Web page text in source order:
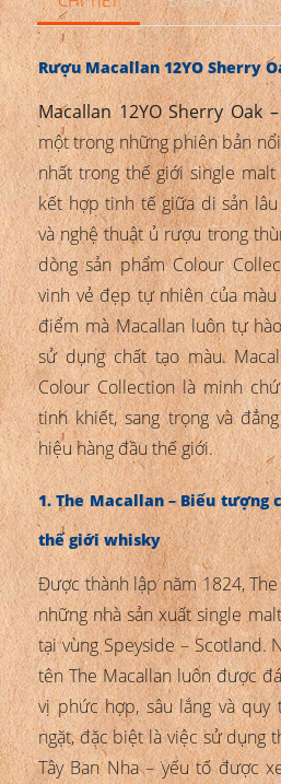
Rượu Macallan 12YO Sherry
Macallan 12YO Sherry Oak
một trong những phiên bản
nhất trong thế giới single
kết hợp tinh tế giữa di sản
và nghệ thuật ủ rượu trong
dòng sản phẩm Colour
vinh vẻ đẹp tự nhiên của
điểm mà Macallan luôn tự
sử dụng chất tạo màu.
Colour Collection là minh
tinh khiết, sang trọng và
hiệu hàng đầu thế giới.
1. The Macallan – Biểu tượng
thế giới whisky
Được thành lập năm 1824,
những nhà sản xuất single
tại vùng Speyside – Scotland.
tên The Macallan luôn được
vị phức hợp, sâu lắng và quy
ngặt, đặc biệt là việc sử dụng
Tây Ban Nha – yếu tố được